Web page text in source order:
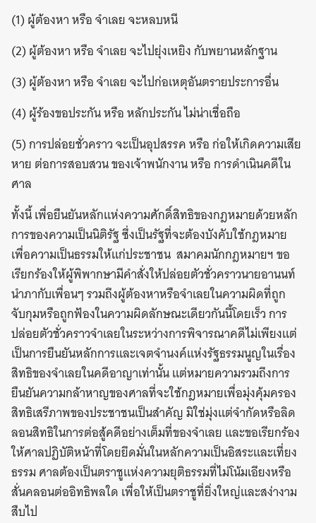
(1) ผู้ต้องหา หรือ จำเลย จะหลบหนี
(2) ผู้ต้องหา หรือ จำเลย จะไปยุ่งเหยิง กับพยานหลักฐาน
(3) ผู้ต้องหา หรือ จำเลย จะไปก่อเหตุอันตรายประการอื่น
(4) ผู้ร้องขอประกัน หรือ หลักประกัน ไม่น่าเชื่อถือ
(5) การปล่อยชั่วคราว จะเป็นอุปสรรค หรือ ก่อให้เกิดความเสีย
หาย ต่อการสอบสวน ของเจ้าพนักงาน หรือ การดำเนินคดีใน
ศาล
ทั้งนี้ เพื่อยืนยันหลักแห่งความศักดิ์สิทธิของกฎหมายด้วยหลัก
การของความเป็นนิติรัฐ ซึ่งเป็นรัฐที่จะต้องบังคับใช้กฎหมาย
เพื่อความเป็นธรรมให้แก่ประชาชน สมาคมนักกฎหมายฯ ขอ
เรียกร้องให้ผู้พิพากษามีคำสั่งให้ปล่อยตัวชั่วคราวนายอานนท์
นำภากับเพื่อนๆ รวมถึงผู้ต้องหาหรือจำเลยในความผิดที่ถูก
จับกุมหรือถูกฟ้องในความผิดลักษณะเดียวกันนี้โดยเร็ว การ
ปล่อยตัวชั่วคราวจำเลยในระหว่างการพิจารณาคดีไม่เพียงแต่
เป็นการยืนยันหลักการและเจตจำนงค์แห่งรัฐธรรมนูญในเรื่อง
สิทธิของจำเลยในคดีอาญาเท่านั้น แต่หมายความรวมถึงการ
ยืนยันความกล้าหาญของศาลที่จะใช้กฎหมายเพื่อมุ่งคุ้มครอง
สิทธิเสรีภาพของประชาชนเป็นสำคัญ มิใช่มุ่งแต่จำกัดหรือลิด
ลอนสิทธิในการต่อสู้คดีอย่างเต็มที่ของจำเลย และขอเรียกร้อง
ให้ศาลปฏิบัติหน้าที่โดยยึดมั่นในหลักความเป็นอิสระและเที่ยง
ธรรม ศาลต้องเป็นตราชูแห่งความยุติธรรมที่ไม่โน้มเอียงหรือ
สั่นคลอนต่ออิทธิพลใด เพื่อให้เป็นตราชูที่ยิ่งใหญ่และสง่างาม
สืบไป